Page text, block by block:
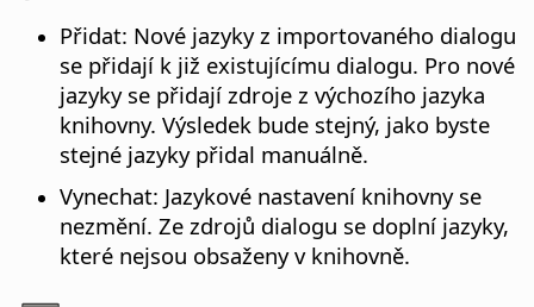
Přidat: Nové jazyky z importovaného dialogu
se přidají k již existujícímu dialogu. Pro nové
jazyky se přidají zdroje z výchozího jazyka
knihovny. Výsledek bude stejný, jako byste
stejné jazyky přidal manuálně.
Vynechat: Jazykové nastavení knihovny se
nezmění. Ze zdrojů dialogu se doplní jazyky,
které nejsou obsaženy v knihovně.